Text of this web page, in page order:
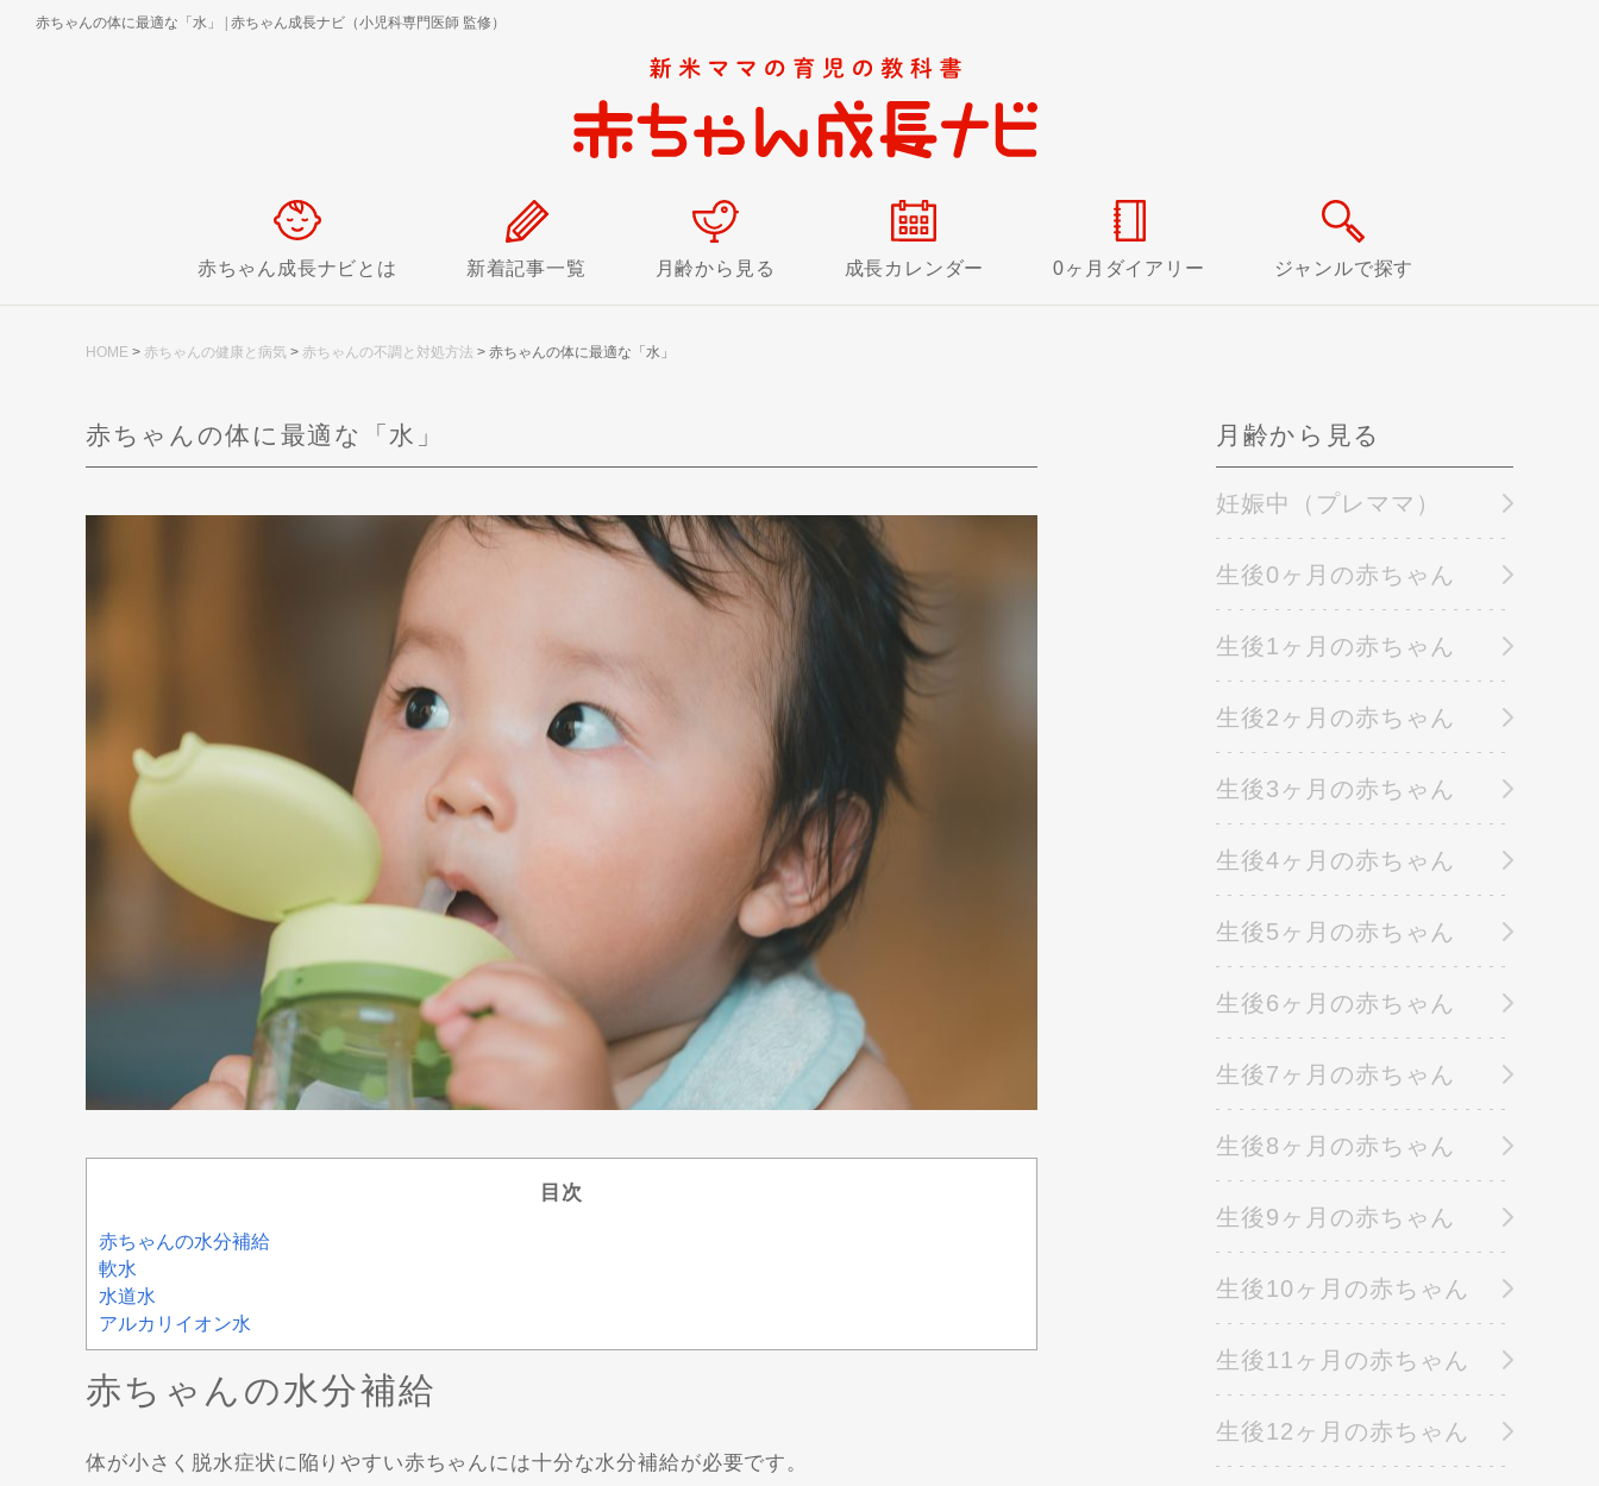
赤ちゃんの体に最適な「水」 赤ちゃん成長ナビ（小児科専門医師 監修）
赤ちゃん成長ナビとは 新着記事一覧 月齢から見る 成長カレンダー 0ヶ月ダイアリー ジャンルで探す
HOME > 赤ちゃんの健康と病気 > 赤ちゃんの不調と対処方法 > 赤ちゃんの体に最適な「水」
赤ちゃんの体に最適な「水」
目次
赤ちゃんの水分補給
軟水
水道水
アルカリイオン水
赤ちゃんの水分補給
体が小さく脱水症状に陥りやすい赤ちゃんには十分な水分補給が必要です。
月齢から見る
妊娠中（プレママ）
生後0ヶ月の赤ちゃん
生後1ヶ月の赤ちゃん
生後2ヶ月の赤ちゃん
生後3ヶ月の赤ちゃん
生後4ヶ月の赤ちゃん
生後5ヶ月の赤ちゃん
生後6ヶ月の赤ちゃん
生後7ヶ月の赤ちゃん
生後8ヶ月の赤ちゃん
生後9ヶ月の赤ちゃん
生後10ヶ月の赤ちゃん
生後11ヶ月の赤ちゃん
生後12ヶ月の赤ちゃん